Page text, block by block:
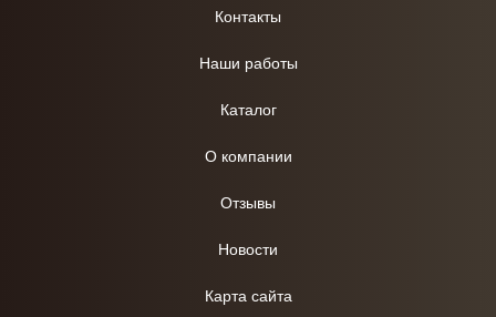
Контакты
Наши работы
Каталог
О компании
Отзывы
Новости
Карта сайта